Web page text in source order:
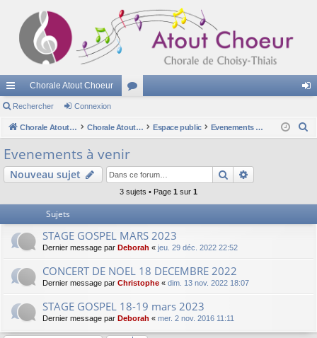
cc
ès
ra
pi
Chorale Atout Choeur
u
s
ne
Rechercher Connexion
Chorale Atout Choeur Chorale Atout Choeur Espace public Evenements à venir
r
Evenements à venir
Nouveau sujet Rechercher
3 sujets • Page 1 sur 1
Sujets
STAGE GOSPEL MARS 2023
Dernier message par Deborah « jeu. 29 déc. 2022 22:52
CONCERT DE NOEL 18 DECEMBRE 2022
Dernier message par Christophe « dim. 13 nov. 2022 18:07
STAGE GOSPEL 18-19 mars 2023
Dernier message par Deborah « mer. 2 nov. 2016 11:11